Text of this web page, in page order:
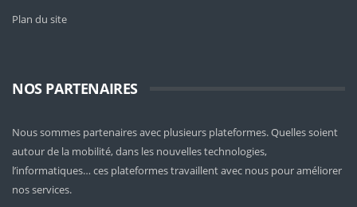
Plan du site
NOS PARTENAIRES
Nous sommes partenaires avec plusieurs plateformes. Quelles soient
autour de la mobilité, dans les nouvelles technologies,
l’informatiques… ces plateformes travaillent avec nous pour améliorer
nos services.